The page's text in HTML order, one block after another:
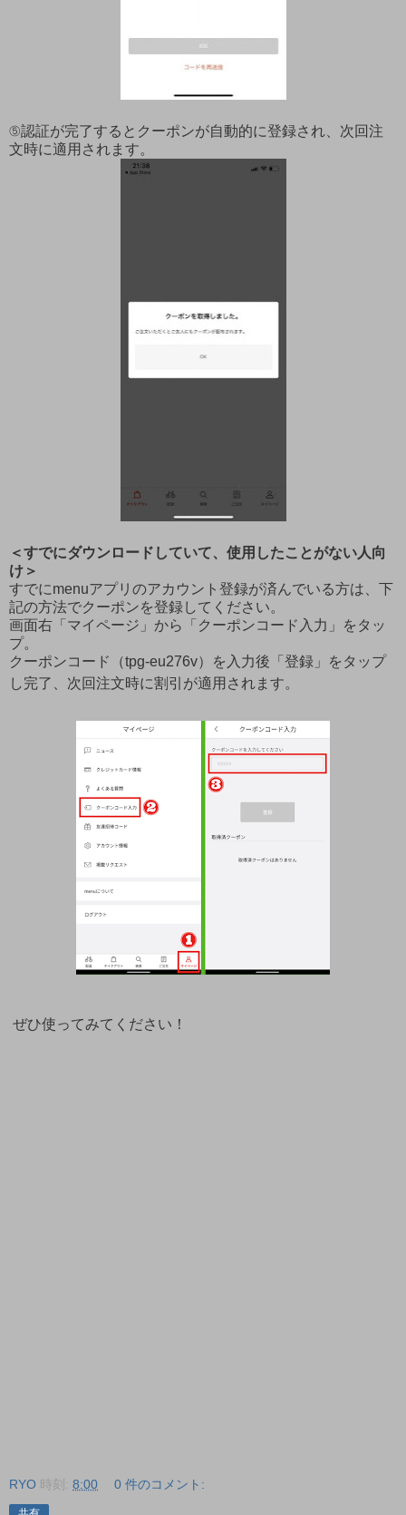
⑤認証が完了するとクーポンが自動的に登録され、次回注
文時に適用されます。
＜すでにダウンロードしていて、使用したことがない人向
け＞
すでにmenuアプリのアカウント登録が済んでいる方は、下
記の方法でクーポンを登録してください。
画面右「マイページ」から「クーポンコード入力」をタッ
プ。
クーポンコード（tpg-eu276v）を入力後「登録」をタップ
し完了、次回注文時に割引が適用されます。
ぜひ使ってみてください！
RYO 時刻: 8:00 0 件のコメント: